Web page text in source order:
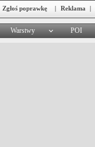
Zgłoś poprawkę | Reklama |
Warstwy POI